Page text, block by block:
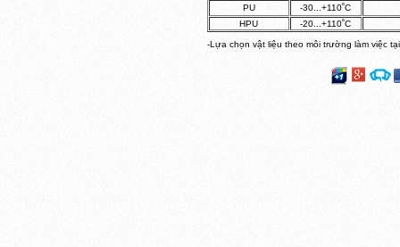
PU
-30...+110˚C
HPU
-20...+110˚C
-Lựa chọn vật liệu theo môi trường làm việc